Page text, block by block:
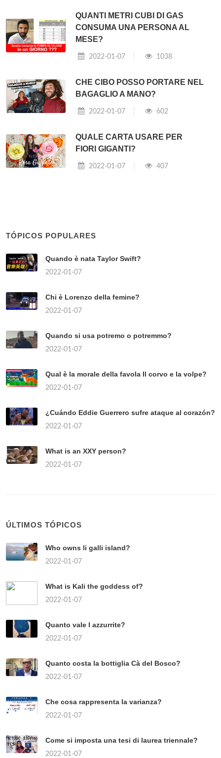
QUANTI METRI CUBI DI GAS
CONSUMA UNA PERSONA AL
MESE?
2022-01-07 1038
CHE CIBO POSSO PORTARE NEL
BAGAGLIO A MANO?
2022-01-07 602
QUALE CARTA USARE PER
FIORI GIGANTI?
2022-01-07 407
TÓPICOS POPULARES
Quando è nata Taylor Swift?
2022-01-07
Chi è Lorenzo della femine?
2022-01-07
Quando si usa potremo o potremmo?
2022-01-07
Qual è la morale della favola Il corvo e la volpe?
2022-01-07
¿Cuándo Eddie Guerrero sufre ataque al corazón?
2022-01-07
What is an XXY person?
2022-01-07
ÚLTIMOS TÓPICOS
Who owns li galli island?
2022-01-07
What is Kali the goddess of?
2022-01-07
Quanto vale l azzurrite?
2022-01-07
Quanto costa la bottiglia Cà del Bosco?
2022-01-07
Che cosa rappresenta la varianza?
2022-01-07
Come si imposta una tesi di laurea triennale?
2022-01-07